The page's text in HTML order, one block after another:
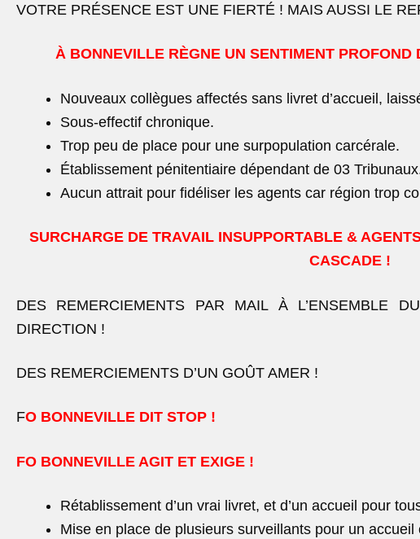
VOTRE PRÉSENCE EST UNE FIERTÉ ! MAIS AUSSI LE
À BONNEVILLE RÈGNE UN SENTIMENT PROFOND
Nouveaux collègues affectés sans livret d’accueil,
Sous-effectif chronique.
Trop peu de place pour une surpopulation carcérale.
Établissement pénitentiaire dépendant de 03
Aucun attrait pour fidéliser les agents car région trop
SURCHARGE DE TRAVAIL INSUPPORTABLE &
CASCADE !
DES REMERCIEMENTS PAR MAIL À L’ENSEMBLE
DIRECTION !
DES REMERCIEMENTS D’UN GOÛT AMER !
FO BONNEVILLE DIT STOP !
FO BONNEVILLE AGIT ET EXIGE !
Rétablissement d’un vrai livret, et d’un accueil pour
Mise en place de plusieurs surveillants pour un accueil